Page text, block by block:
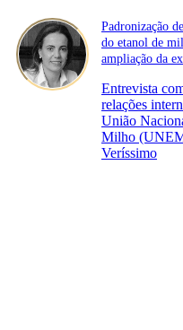
Padronização
do etanol de
ampliação da
Entrevista
relações
União
Milho
Veríssimo